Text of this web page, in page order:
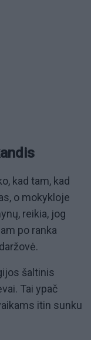
kad tam, kad
o mokykloje
reikia, jog
po ranka
šaltinis
Tai ypač
itin sunku